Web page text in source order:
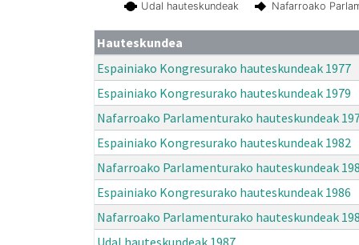
Udal hauteskundeak Nafarroako
Hauteskundea
Espainiako Kongresurako hauteskundeak 1977
Espainiako Kongresurako hauteskundeak 1979
Nafarroako Parlamenturako hauteskundeak
Espainiako Kongresurako hauteskundeak 1982
Nafarroako Parlamenturako hauteskundeak
Espainiako Kongresurako hauteskundeak 1986
Nafarroako Parlamenturako hauteskundeak
Udal hauteskundeak 1987